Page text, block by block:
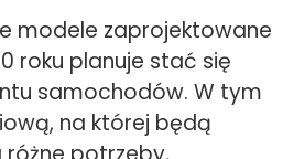
modele zaprojektowane
roku planuje stać się
samochodów. W tym
na której będą